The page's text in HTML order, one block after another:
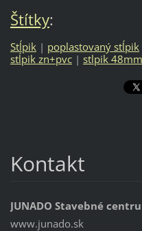
Štítky:
Stĺpik | poplastovaný stĺpik
stĺpik zn+pvc | stlpik 48mm
Kontakt
JUNADO Stavebné
www.junado.sk